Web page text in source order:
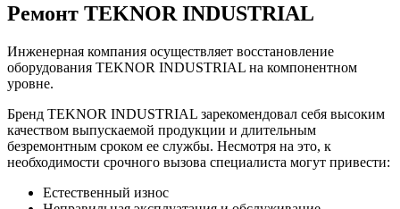
Ремонт TEKNOR INDUSTRIAL
Инженерная компания осуществляет восстановление
оборудования TEKNOR INDUSTRIAL на компонентном
уровне.
Бренд TEKNOR INDUSTRIAL зарекомендовал себя высоким
качеством выпускаемой продукции и длительным
безремонтным сроком ее службы. Несмотря на это, к
необходимости срочного вызова специалиста могут привести:
Естественный износ